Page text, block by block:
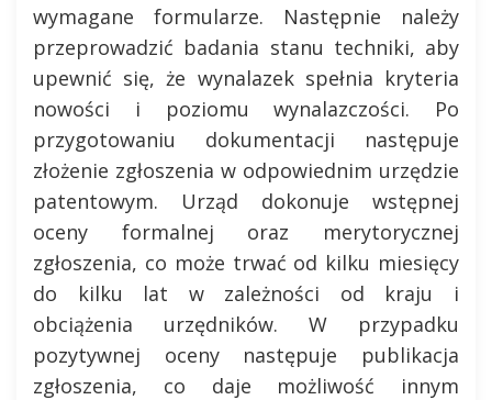
wymagane formularze. Następnie należy
przeprowadzić badania stanu techniki, aby
upewnić się, że wynalazek spełnia kryteria
nowości i poziomu wynalazczości. Po
przygotowaniu dokumentacji następuje
złożenie zgłoszenia w odpowiednim urzędzie
patentowym. Urząd dokonuje wstępnej
oceny formalnej oraz merytorycznej
zgłoszenia, co może trwać od kilku miesięcy
do kilku lat w zależności od kraju i
obciążenia urzędników. W przypadku
pozytywnej oceny następuje publikacja
zgłoszenia, co daje możliwość innym